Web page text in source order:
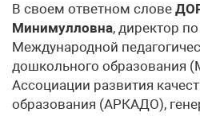
В своем ответном слове
Минимулловна, директор
Международной
дошкольного образования
Ассоциации развития
образования (АРКАДО),